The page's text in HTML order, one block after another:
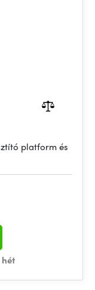
platform és